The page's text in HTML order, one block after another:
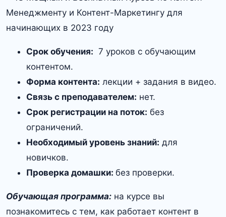
Срок обучения: 7 уроков с обучающим
контентом.
Форма контента: лекции + задания в видео.
Связь с преподавателем: нет.
Срок регистрации на поток: без
ограничений.
Необходимый уровень знаний: для
новичков.
Проверка домашки: без проверки.
Обучающая программа: на курсе вы
познакомитесь с тем, как работает контент в